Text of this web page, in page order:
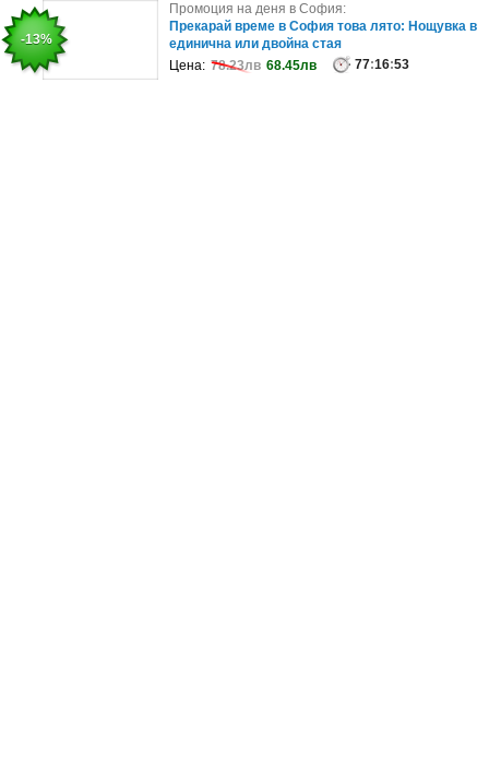
-43%
Промоция на деня в София:
Боядисване на коса с белгийска боя Code Zero,
плюс масажно измиване, подст..
Цена: 120.01лв 68.45лв 99:16:53
-13%
Промоция на деня в София:
Прекарай време в София това лято: Нощувка в
единична или двойна стая
Цена: 78.23лв 68.45лв 77:16:53